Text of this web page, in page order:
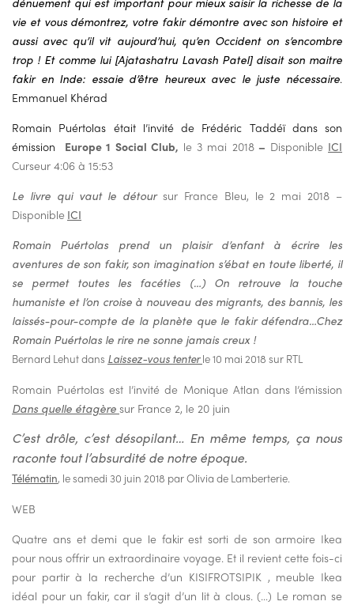
vie et vous démontrez, votre fakir démontre avec son histoire et
aussi avec qu’il vit aujourd’hui, qu’en Occident on s’encombre
trop ! Et comme lui [Ajatashatru Lavash Patel] disait son maitre
fakir en Inde: essaie d’être heureux avec le juste nécessaire.
Emmanuel Khérad
Romain Puértolas était l’invité de Frédéric Taddéï dans son
émission
Europe 1 Social Club, le 3 mai 2018– Disponible ICI
Curseur 4:06 à 15:53
Le livre qui vaut le détoursur France Bleu, le 2 mai 2018 –
Disponible ICI
Romain Puértolas prend un plaisir d’enfant à écrire les
aventures de son fakir, son imagination s’ébat en toute liberté, il
se permet toutes les facéties (…) On retrouve la touche
humaniste et l’on croise à nouveau des migrants, des bannis, les
laissés-pour-compte de la planète que le fakir défendra…Chez
Romain Puértolas le rire ne sonne jamais creux !
Bernard Lehut dans Laissez-vous tenterle 10 mai 2018 sur RTL
Romain Puértolas est l’invité de Monique Atlan dans l’émission
Dans quelle étagère sur France 2, le 20 juin
C’est drôle, c’est désopilant… En même temps, ça nous
raconte tout l’absurdité de notre époque.
Télématin, le samedi 30 juin 2018 par Olivia de Lamberterie.
WEB
Quatre ans et demi que le fakir est sorti de son armoire Ikea
pour nous offrir un extraordinaire voyage. Et il revient cette fois-ci
pour partir à la recherche d’un KISIFROTSIPIK , meuble Ikea
idéal pour un fakir, car il s’agit d’un lit à clous. (…) Le roman se